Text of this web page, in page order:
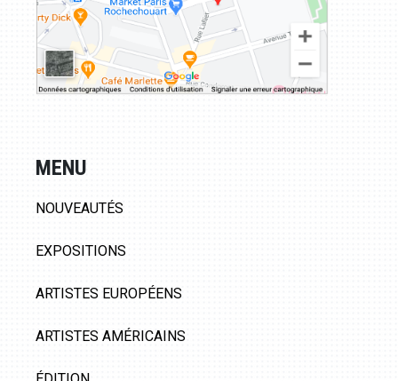
MENU
NOUVEAUTÉS
EXPOSITIONS
ARTISTES EUROPÉENS
ARTISTES AMÉRICAINS